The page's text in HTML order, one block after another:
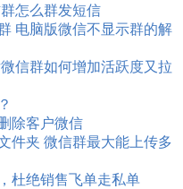
怎么群发短信
电脑版微信不显示群的解
信群如何增加活跃度又拉
除客户微信
件夹 微信群最大能上传多
杜绝销售飞单走私单